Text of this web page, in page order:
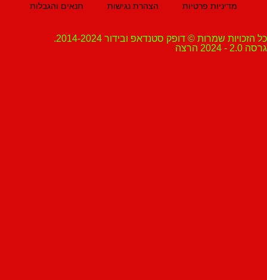
מדיניות פרטיות הצהרת נגישות תנאים והגבלות
שמרות © דופק סטנדאפ ובידור 2014-2024.